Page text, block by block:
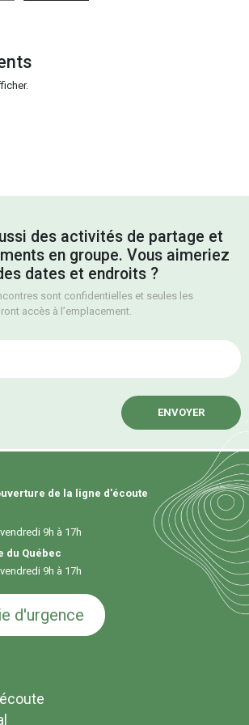
des activités de partage et
en groupe. Vous aimeriez
dates et endroits ?
sont confidentielles et seules les
accès à l’emplacement.
de la ligne d'écoute
9h à 17h
du Québec
9h à 17h
d'urgence